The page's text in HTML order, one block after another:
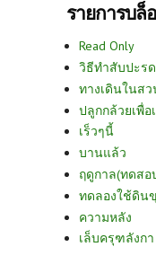
รายการบล็
Read Only
วิธีทำสับปะร
ทางเดินในส
ปลูกกล้วยเพื่อ
เร็วๆนี้
บานแล้ว
ฤดูกาล(ทดสอ
ทดลองใช้ดิน
ความหลัง
เล็บครุฑลังกา